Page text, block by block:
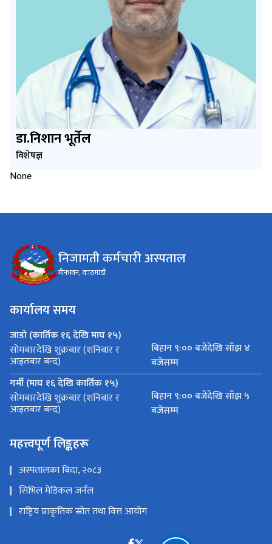
डा.निशान भूर्तेल
विशेषज्ञ
None
निजामती कर्मचारी अस्पताल
मीनभवन, काठमाडौं
कार्यालय समय
जाडो (कार्तिक १६ देखि माघ १५)
सोमबारदेखि शुक्रबार (शनिबार र
आइतबार बन्द)
बिहान ९:०० बजेदेखि साँझ ४
बजेसम्म
गर्मी (माघ १६ देखि कार्तिक १५)
सोमबारदेखि शुक्रबार (शनिबार र
आइतबार बन्द)
बिहान ९:०० बजेदेखि साँझ ५
बजेसम्म
महत्त्वपूर्ण लिङ्कहरू
अस्पतालका बिदा, २०८३
सिभिल मेडिकल जर्नल
राष्ट्रिय प्राकृतिक स्रोत तथा वित्त आयोग